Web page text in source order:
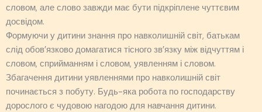
словом, але слово завжди має бути підкріплене чуттєвим
досвідом.
Формуючи у дитини знання про навколишній світ, батькам
слід обов’язково домагатися тісного зв’язку між відчуттям і
словом, сприйманням і словом, уявленням і словом.
Збагачення дитини уявленнями про навколишній світ
починається з побуту. Будь-яка робота по господарству
дорослого є чудовою нагодою для навчання дитини.